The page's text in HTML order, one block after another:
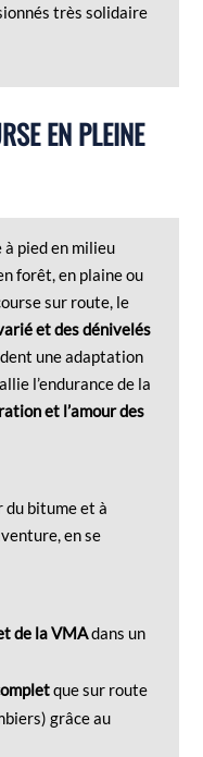
très solidaire
EN PLEINE
pied en milieu
forêt, en plaine ou
sur route, le
et des dénivelés
une adaptation
l’endurance de la
et l’amour des
du bitume et à
en se
de la VMAdans un
que sur route
grâce au